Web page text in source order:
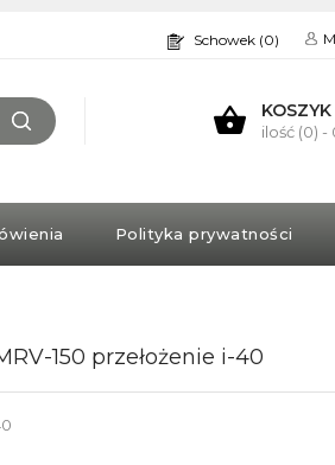
Schowek (0)
KOSZYK
ilość (0) -
Polityka prywatności
150 przełożenie i-40